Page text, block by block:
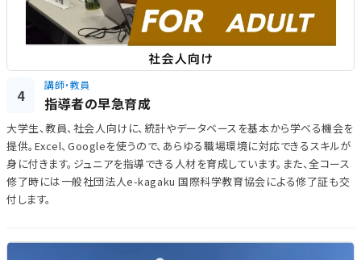
4
講師・教員
指導者の早急育成
大学生、教員、社会人向けに、統計やデータベースを基本から学べる機会を
提供。Excel、Googleを使うので、あらゆる職場環境に対応できるスキルが
身に付きます。ジュニアを指導できる人材を育成しています。また、全コース
修了時には一般社団法人e-kagaku 国際科学教育協会による修了証も交
付します。